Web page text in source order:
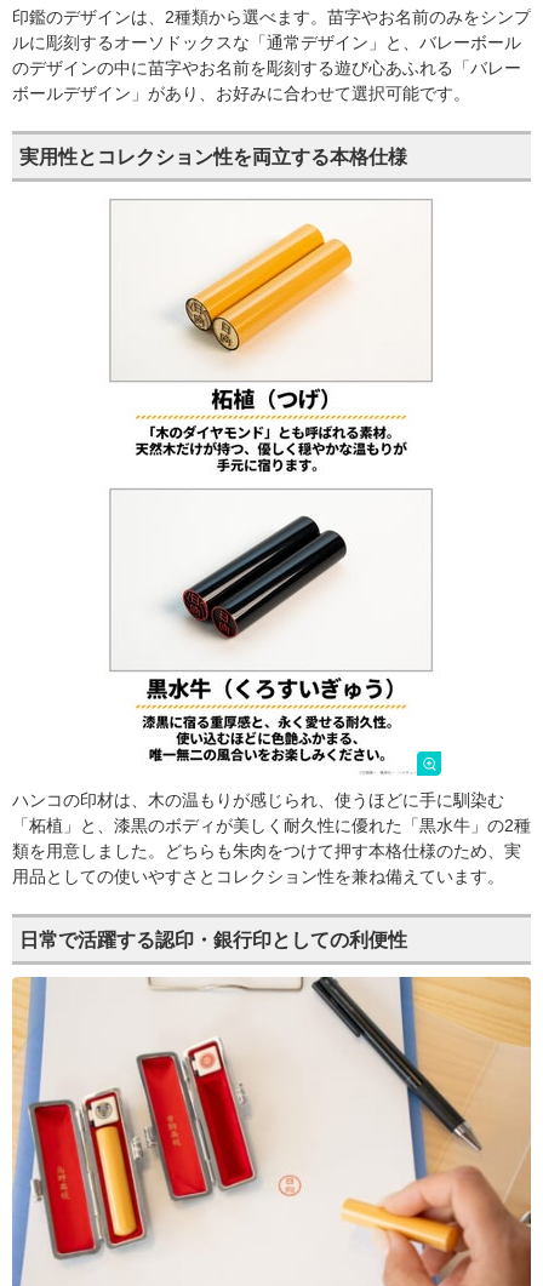
印鑑のデザインは、2種類から選べます。苗字やお名前のみをシンプ
ルに彫刻するオーソドックスな「通常デザイン」と、バレーボール
のデザインの中に苗字やお名前を彫刻する遊び心あふれる「バレー
ボールデザイン」があり、お好みに合わせて選択可能です。
実用性とコレクション性を両立する本格仕様
ハンコの印材は、木の温もりが感じられ、使うほどに手に馴染む
「柘植」と、漆黒のボディが美しく耐久性に優れた「黒水牛」の2種
類を用意しました。どちらも朱肉をつけて押す本格仕様のため、実
用品としての使いやすさとコレクション性を兼ね備えています。
日常で活躍する認印・銀行印としての利便性